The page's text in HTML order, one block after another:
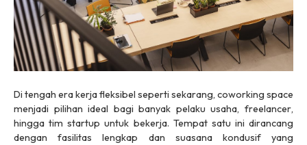
Di tengah era kerja fleksibel seperti sekarang, coworking space
menjadi pilihan ideal bagi banyak pelaku usaha, freelancer,
hingga timstartupuntuk bekerja. Tempat satu ini dirancang
dengan fasilitas lengkap dan suasana kondusif yang